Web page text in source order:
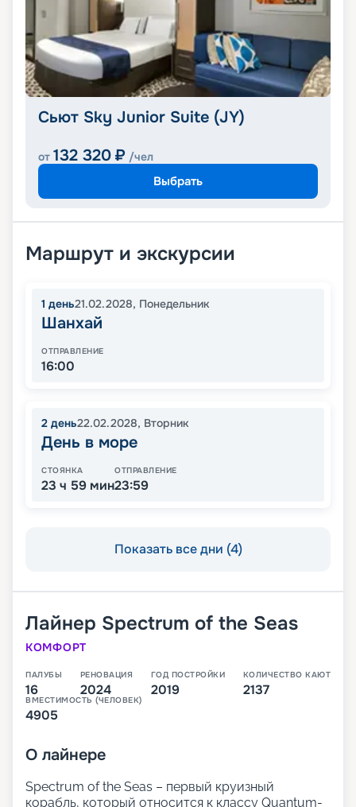
Сьют Sky Junior Suite (JY)
от 132 320 ₽ /чел
Выбрать
Маршрут и экскурсии
1 день21.02.2028, Понедельник
Шанхай
ОТПРАВЛЕНИЕ
16:00
2 день22.02.2028, Вторник
День в море
СТОЯНКА
23 ч 59 мин
ОТПРАВЛЕНИЕ
23:59
Показать все дни (4)
Лайнер Spectrum of the Seas
КОМФОРТ
ПАЛУБЫ
16
РЕНОВАЦИЯ
2024
ГОД ПОСТРОЙКИ
2019
КОЛИЧЕСТВО КАЮТ
2137
ВМЕСТИМОСТЬ (ЧЕЛОВЕК)
4905
О лайнере
Spectrum of the Seas – первый круизный
корабль, который относится к классу Quantum-